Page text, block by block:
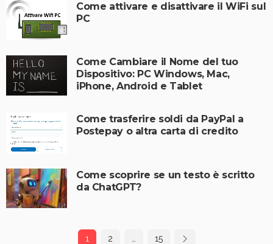
Come attivare e disattivare il WiFi sul
PC
Come Cambiare il Nome del tuo
Dispositivo: PC Windows, Mac,
iPhone, Android e Tablet
Come trasferire soldi da PayPal a
Postepay o altra carta di credito
Come scoprire se un testo è scritto
da ChatGPT?
1 2 15